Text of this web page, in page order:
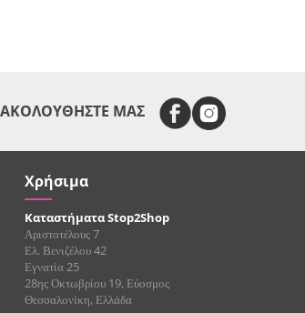
ΑΚΟΛΟΥΘΗΣΤΕ ΜΑΣ
Χρήσιμα
Καταστήματα Stop2Shop
Αριστοτέλους 7
Ελ. Βενιζέλου 42
Εγνατία 25
28ης Οκτωβρίου 19, Εύοσμος
Θεσσαλονίκη, Ελλάδα